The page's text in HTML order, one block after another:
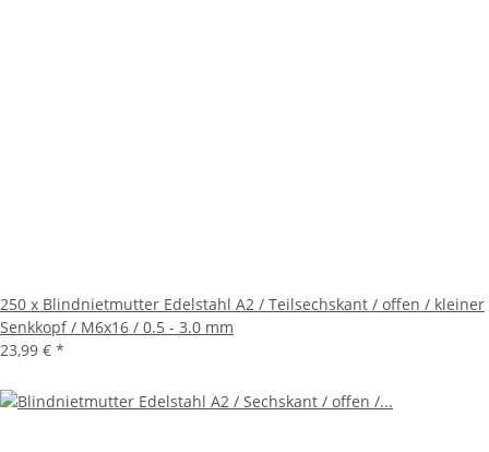
250 x Blindnietmutter Edelstahl A2 / Teilsechskant / offen / kleiner
Senkkopf / M6x16 / 0.5 - 3.0 mm
23,99 € *